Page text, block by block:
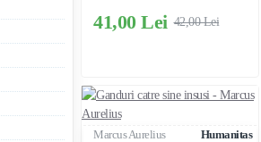
41,00 Lei 42,00 Lei
Marcus Aurelius
Humanitas